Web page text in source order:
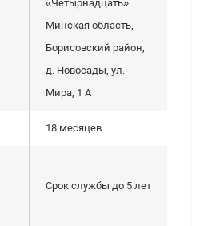
«Четырнадцать»
Минская область,
Борисовский район,
д. Новосады, ул.
Мира, 1 А
18 месяцев
Срок службы до 5 лет